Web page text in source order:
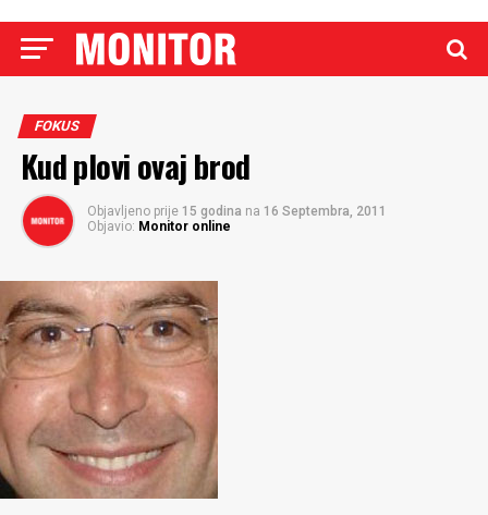
FOKUS
Kud plovi ovaj brod
Objavljeno prije 15 godina na 16 Septembra, 2011
Objavio: Monitor online